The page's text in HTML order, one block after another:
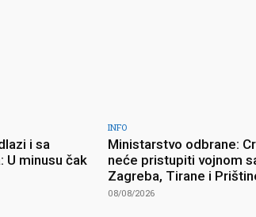
i sa
U minusu čak
INFO
Ministarstvo odbrane:
neće pristupiti vojnom
Zagreba, Tirane i
08/08/2026